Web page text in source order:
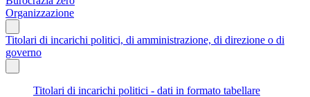
Organizzazione
Titolari di incarichi politici, di amministrazione, di direzione o di
governo
Titolari di incarichi politici - dati in formato tabellare